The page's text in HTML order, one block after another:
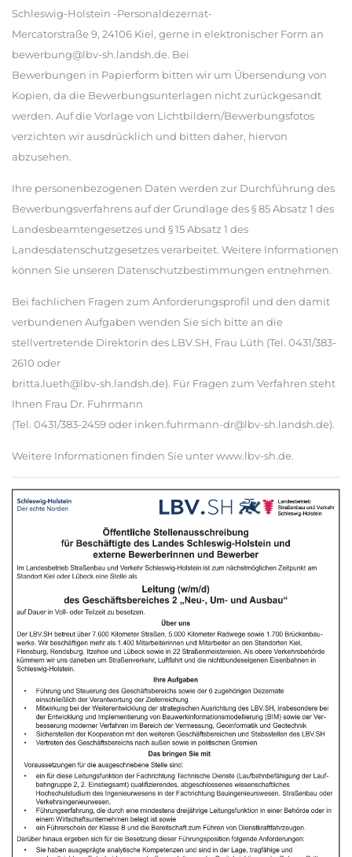
Schleswig-Holstein -Personaldezernat-
Mercatorstraße 9, 24106 Kiel, gerne in elektronischer Form an
bewerbung@lbv-sh.landsh.de. Bei
Bewerbungen in Papierform bitten wir um Übersendung von
Kopien, da die Bewerbungsunterlagen nicht zurückgesandt
werden. Auf die Vorlage von Lichtbildern/Bewerbungsfotos
verzichten wir ausdrücklich und bitten daher, hiervon
abzusehen.
Ihre personenbezogenen Daten werden zur Durchführung des
Bewerbungsverfahrens auf der Grundlage des § 85 Absatz 1 des
Landesbeamtengesetzes und § 15 Absatz 1 des
Landesdatenschutzgesetzes verarbeitet. Weitere Informationen
können Sie unseren Datenschutzbestimmungen entnehmen.
Bei fachlichen Fragen zum Anforderungsprofil und den damit
verbundenen Aufgaben wenden Sie sich bitte an die
stellvertretende Direktorin des LBV.SH, Frau Lüth (Tel. 0431/383-
2610 oder
britta.lueth@lbv-sh.landsh.de). Für Fragen zum Verfahren steht
Ihnen Frau Dr. Fuhrmann
(Tel. 0431/383-2459 oder inken.fuhrmann-dr@lbv-sh.landsh.de).
Weitere Informationen finden Sie unter www.lbv-sh.de.